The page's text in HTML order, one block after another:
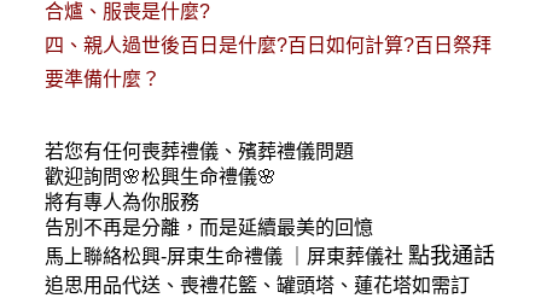
合爐、服喪是什麼?
四、 親人過世後百日是什麼?百日如何計算?百日祭拜
要準備什麼？
若您有任何喪葬禮儀、殯葬禮儀問題
歡迎詢問🌸松興生命禮儀🌸
將有專人為你服務
告別不再是分離，而是延續最美的回憶
馬上聯絡松興-屏東生命禮儀｜ 屏東葬儀社 點我通話
追思用品代送、喪禮花籃、罐頭塔、蓮花塔如需訂